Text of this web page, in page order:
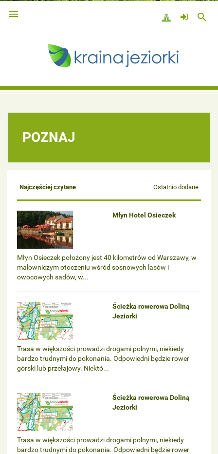
 search
POZNAJ
Najczęściej czytane Ostatnio dodane
Młyn Hotel Osieczek
Młyn Osieczek położony jest 40 kilometrów od Warszawy, w
malowniczym otoczeniu wśród sosnowych lasów i
owocowych sadów, w...
Ścieżka rowerowa Doliną
Jeziorki
Trasa w większości prowadzi drogami polnymi, niekiedy
bardzo trudnymi do pokonania. Odpowiedni będzie rower
górski lub przełajowy. Niektó...
Ścieżka rowerowa Doliną
Jeziorki
Trasa w większości prowadzi drogami polnymi, niekiedy
bardzo trudnymi do pokonania. Odpowiedni będzie rower